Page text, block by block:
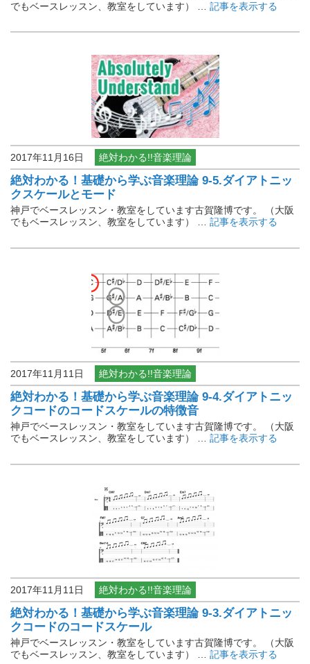
でもベースレッスン、教室をしています） …
記事を表示する
2017年11月16日 絶対わかる!!音楽理論
絶対わかる！基礎から学ぶ音楽理論 9-5.ダイアトニッ
クスケールとモード
神戸でベースレッスン・教室をしています古賀隆博です。 （大阪
でもベースレッスン、教室をしています） … 記事を表示する
2017年11月11日 絶対わかる!!音楽理論
絶対わかる！基礎から学ぶ音楽理論 9-4.ダイアトニッ
クコードのコードスケールの特徴音
神戸でベースレッスン・教室をしています古賀隆博です。 （大阪
でもベースレッスン、教室をしています） …
記事を表示する
2017年11月11日 絶対わかる!!音楽理論
絶対わかる！基礎から学ぶ音楽理論 9-3.ダイアトニッ
クコードのコードスケール
神戸でベースレッスン・教室をしています古賀隆博です。 （大阪
でもベースレッスン、教室をしています） …
記事を表示する